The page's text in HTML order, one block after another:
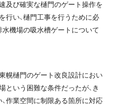
及び確実な樋門のゲート操作を
行い、樋門工事を行うために必
機場の吸水槽ゲートについて
幌樋門のゲート改良設計におい
という困難な条件だったが、き
作業空間に制限ある箇所に対応